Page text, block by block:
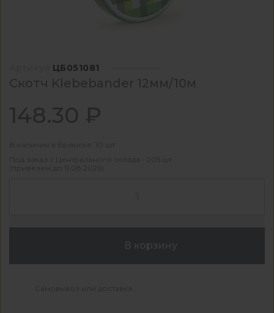
ЦБ051081
Скотч Klebebander 12мм/10м
148.30 ₽
В наличии в Брянске: 10 шт
Под заказ с Центрального склада - 205 шт
(привезем до 11.08.2026)
В корзину
Самовывоз или доставка